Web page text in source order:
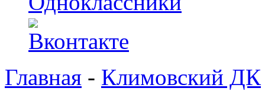
Главная - Климовский ДК